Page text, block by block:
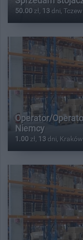
50.00 zł, 13 dni, Tczew
Operator/
Niemcy
1.00 zł, 13 dni, Kraków